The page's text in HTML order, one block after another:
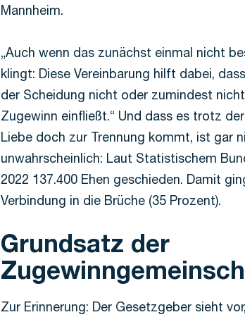
Mannheim.
„Auch wenn das zunächst einmal nicht
klingt: Diese Vereinbarung hilft dabei,
der Scheidung nicht oder zumindest
Zugewinn einfließt.“ Und dass es trotz
Liebe doch zur Trennung kommt, ist gar
unwahrscheinlich: Laut Statistischem
2022 137.400 Ehen geschieden. Damit
Verbindung in die Brüche (35 Prozent).
Grundsatz der
Zur Erinnerung: Der Gesetzgeber sieht